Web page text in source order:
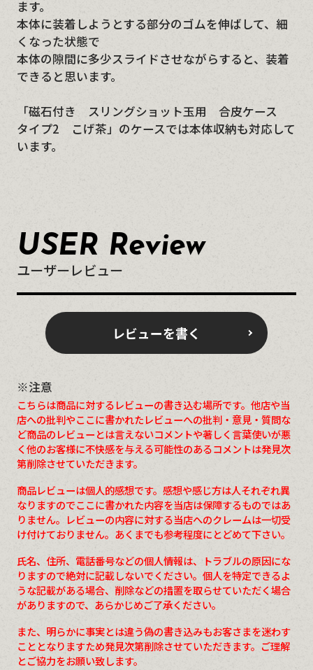
ます。
本体に装着しようとする部分のゴムを伸ばして、細
くなった状態で
本体の隙間に多少スライドさせながらすると、装着
できると思います。
「磁石付き スリングショット玉用 合皮ケース
タイプ2 こげ茶」のケースでは本体収納も対応して
います。
USER Review
ユーザーレビュー
レビューを書く
※注意
こちらは商品に対するレビューの書き込む場所です。他店や当
店への批判やここに書かれたレビューへの批判・意見・質問な
ど商品のレビューとは言えないコメントや著しく言葉使いが悪
く他のお客様に不快感を与える可能性のあるコメントは発見次
第削除させていただきます。
商品レビューは個人的感想です。感想や感じ方は人それぞれ異
なりますのでここに書かれた内容を当店は保障するものではあ
りません。レビューの内容に対する当店へのクレームは一切受
け付けておりません。あくまでも参考程度にとどめて下さい。
氏名、住所、電話番号などの個人情報は、トラブルの原因にな
りますので絶対に記載しないでください。個人を特定できるよ
うな記載がある場合、削除などの措置を取らせていただく場合
がありますので、あらかじめご了承ください。
また、明らかに事実とは違う偽の書き込みもお客さまを迷わす
こととなりますため発見次第削除させていただきます。ご理解
とご協力をお願い致します。